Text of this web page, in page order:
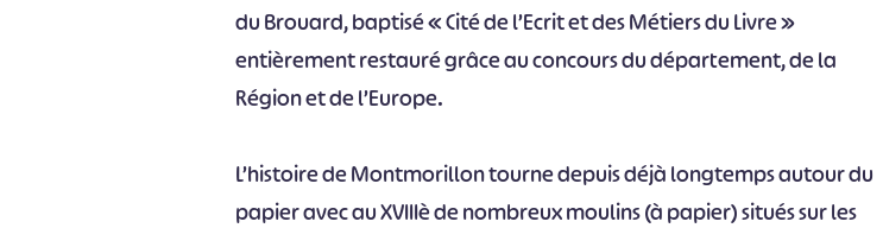
du Brouard, baptisé « Cité de l’Ecrit et des Métiers du Livre »
entièrement restauré grâce au concours du département, de la
Région et de l’Europe.
L’histoire de Montmorillon tourne depuis déjà longtemps autour du
papier avec au XVIIIè de nombreux moulins (à papier) situés sur les